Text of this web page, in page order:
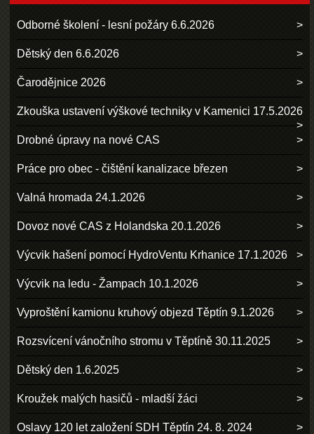
Odborné školení - lesní požáry 6.6.2026
Dětský den 6.6.2026
Čarodějnice 2026
Zkouška ustavení výškové techniky v Kamenici 17.5.2026
Drobné úpravy na nové CAS
Práce pro obec - čištění kanalizace březen
Valná hromada 24.1.2026
Dovoz nové CAS z Holandska 20.1.2026
Výcvik hašení pomocí HydroVentu Krhanice 17.1.2026
Výcvik na ledu - Žampach 10.1.2026
Vyproštění kamionu kruhový objezd Těptín 9.1.2026
Rozsvícení vánočního stromu v Těptíně 30.11.2025
Dětský den 1.6.2025
Kroužek malých hasičů - mladší žáci
Oslavy 120 let založení SDH Těptín 24. 8. 2024